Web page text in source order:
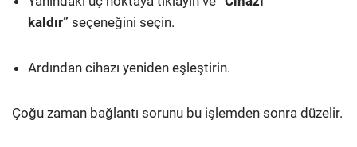
kaldır” seçeneğini seçin.
Ardından cihazı yeniden eşleştirin.
Çoğu zaman bağlantı sorunu bu işlemden sonra düzelir.